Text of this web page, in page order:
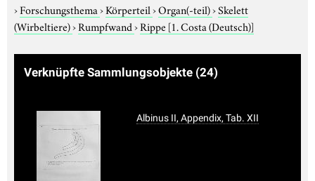
›Forschungsthema›Körperteil›Organ(-teil)›Skelett
(Wirbeltiere)›Rumpfwand›Rippe [1. Costa (Deutsch)]
Verknüpfte Sammlungsobjekte (24)
Albinus II, Appendix, Tab. XII